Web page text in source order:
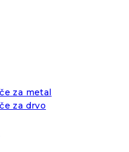
za metal
za drvo